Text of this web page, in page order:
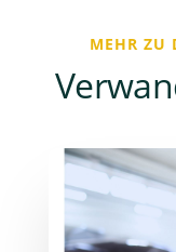
MEHR ZU